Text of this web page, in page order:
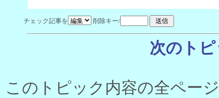
チェック記事を 削除キー/
次のト
このトピック内容の全ペー